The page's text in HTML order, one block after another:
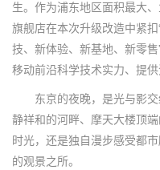
生。作为浦东地区面积最大
旗舰店在本次升级改造中紧
技、新体验、新基地、新零
移动前沿科学技术实力、提
东京的夜晚，是光与影交
静祥和的河畔、摩天大楼顶
时光，还是独自漫步感受都
的观景之所。